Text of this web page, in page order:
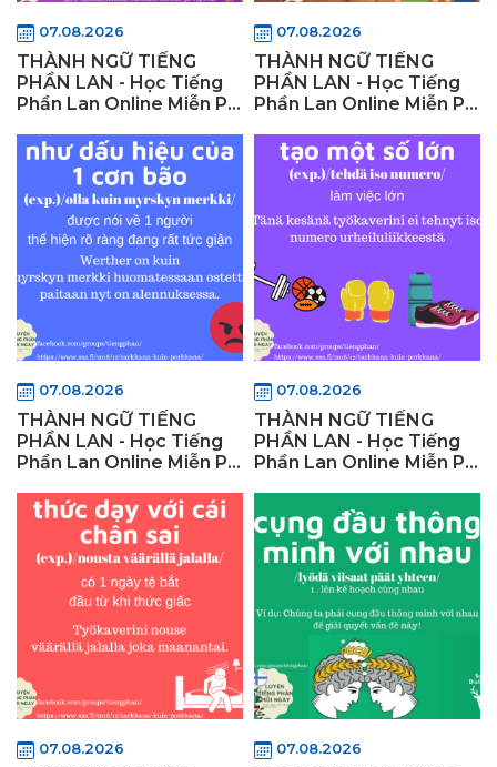
07.08.2026
THÀNH NGỮ TIẾNG
PHẦN LAN - Học Tiếng
Phần Lan Online Miễn Phí
07.08.2026
THÀNH NGỮ TIẾNG
PHẦN LAN - Học Tiếng
Phần Lan Online Miễn Phí
07.08.2026
THÀNH NGỮ TIẾNG
PHẦN LAN - Học Tiếng
Phần Lan Online Miễn Phí
07.08.2026
THÀNH NGỮ TIẾNG
PHẦN LAN - Học Tiếng
Phần Lan Online Miễn Phí
07.08.2026 07.08.2026